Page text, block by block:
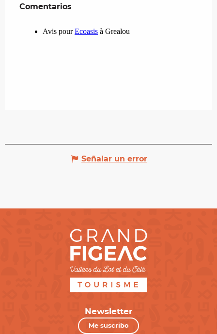
Comentarios
Comentarios
Señalar un error
Newsletter
Me suscribo